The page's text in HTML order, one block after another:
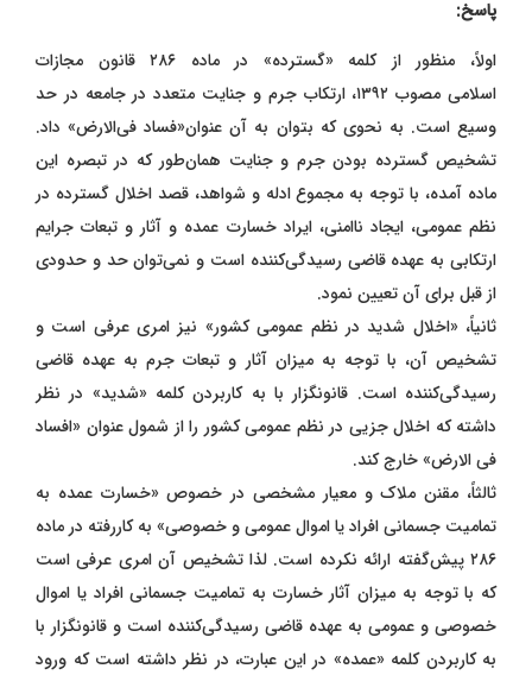
پاسخ:
اولاً، منظور از کلمه «گسترده» در ماده ۲۸۶ قانون مجازات
اسلامی مصوب ۱۳۹۲، ارتکاب جرم و جنایت متعدد در جامعه در حد
وسیع است. به نحوی که بتوان به آن عنوان«فساد فی‌الارض» داد.
تشخیص گسترده‌‌ بودن جرم و جنایت همان‌طور که در تبصره این
ماده آمده، با توجه به مجموع ادله و شواهد، قصد اخلال گسترده در
نظم عمومی، ایجاد ناامنی، ایراد خسارت عمده و آثار و تبعات جرایم
ارتکابی به عهده قاضی رسیدگی‌کننده است و نمی‌توان حد و حدودی
از قبل برای آن تعیین نمود.
ثانیاً، «اخلال شدید در نظم عمومی کشور» نیز امری عرفی است و
تشخیص آن، با توجه به میزان آثار و تبعات جرم به عهده قاضی
رسیدگی‌کننده است. قانونگزار با به کاربردن کلمه «شدید» در نظر
داشته که اخلال جزیی در نظم عمومی کشور را از شمول عنوان «افساد
فی‌ الارض» خارج کند.
ثالثاً، مقنن ملاک و معیار مشخصی در خصوص «خسارت عمده به
تمامیت جسمانی افراد یا اموال عمومی و خصوصی» به کار‌رفته در ماده
۲۸۶ پیش‌گفته ارائه نکرده است. لذا تشخیص آن امری عرفی است
که با توجه به میزان آثار خسارت به تمامیت جسمانی افراد یا اموال
خصوصی و عمومی به عهده قاضی رسیدگی‌کننده است و قانونگزار با
به کاربردن کلمه «عمده» در این عبارت، در نظر داشته است که ورود